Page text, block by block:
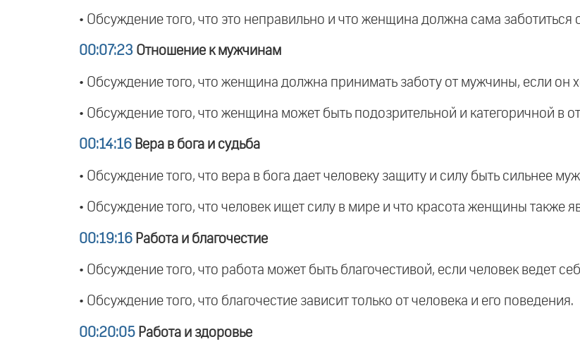
• Обсуждение того, что это неправильно и что женщина должна сама заботиться
00:07:23 Отношение к мужчинам
• Обсуждение того, что женщина должна принимать заботу от мужчины, если он
• Обсуждение того, что женщина может быть подозрительной и категоричной в
00:14:16 Вера в бога и судьба
• Обсуждение того, что вера в бога дает человеку защиту и силу быть сильнее
• Обсуждение того, что человек ищет силу в мире и что красота женщины также
00:19:16 Работа и благочестие
• Обсуждение того, что работа может быть благочестивой, если человек ведет
• Обсуждение того, что благочестие зависит только от человека и его поведения.
00:20:05 Работа и здоровье